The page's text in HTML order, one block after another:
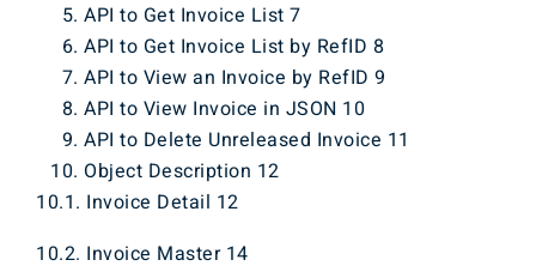
API to Get Invoice List 7
API to Get Invoice List by RefID 8
API to View an Invoice by RefID 9
API to View Invoice in JSON 10
API to Delete Unreleased Invoice 11
Object Description 12
10.1. Invoice Detail 12
10.2. Invoice Master 14